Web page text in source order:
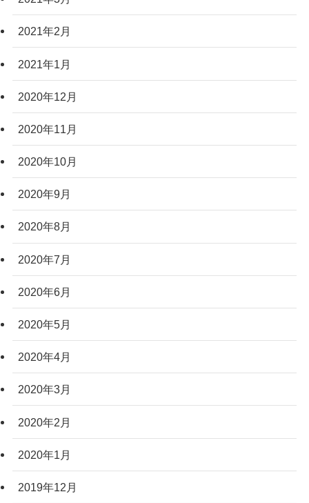
2021年2月
2021年1月
2020年12月
2020年11月
2020年10月
2020年9月
2020年8月
2020年7月
2020年6月
2020年5月
2020年4月
2020年3月
2020年2月
2020年1月
2019年12月